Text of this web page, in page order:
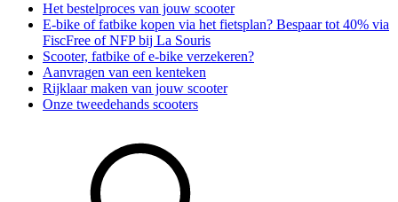
Het bestelproces van jouw scooter
E-bike of fatbike kopen via het fietsplan? Bespaar tot 40% via
FiscFree of NFP bij La Souris
Scooter, fatbike of e-bike verzekeren?
Aanvragen van een kenteken
Rijklaar maken van jouw scooter
Onze tweedehands scooters